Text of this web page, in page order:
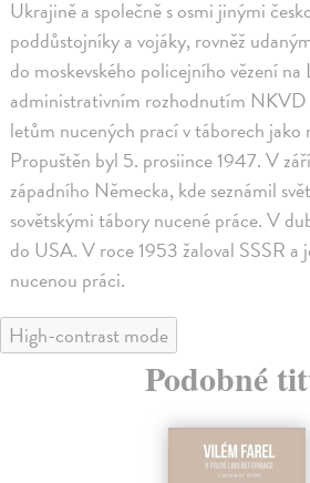
Ukrajině a společně s osmi jinými
poddůstojníky a vojáky, rovněž
do moskevského policejního vězení
administrativním rozhodnutím NKVD
letům nucených prací v táborech jako
Propuštěn byl 5. prosiince 1947. V
západního Německa, kde seznámil
sovětskými tábory nucené práce. V
do USA. V roce 1953 žaloval SSSR a
nucenou práci.
High-contrast mode
Podobné